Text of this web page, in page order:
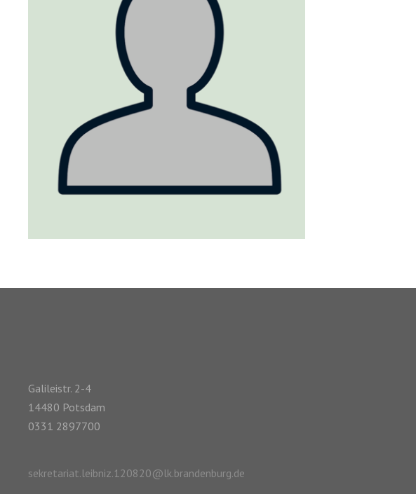
Galileistr. 2-4
14480 Potsdam
0331 2897700
sekretariat.leibniz.120820@lk.brandenburg.de